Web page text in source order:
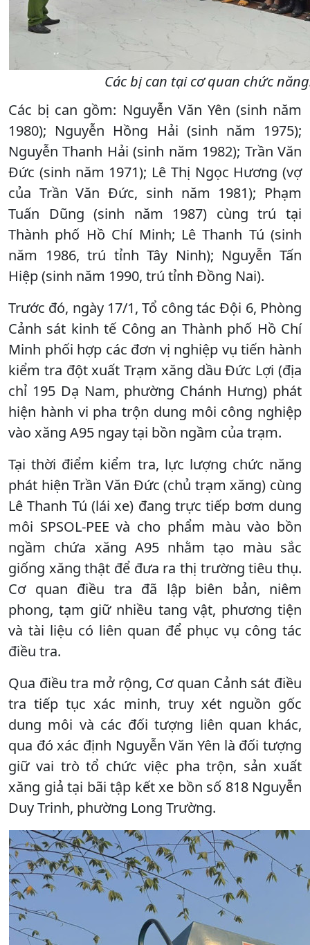
Các bị can tại cơ quan chức
Các bị can gồm: Nguyễn Văn Yên (sinh năm
1980); Nguyễn Hồng Hải (sinh năm 1975);
Nguyễn Thanh Hải (sinh năm 1982); Trần Văn
Đức (sinh năm 1971); Lê Thị Ngọc Hương (vợ
của Trần Văn Đức, sinh năm 1981); Phạm
Tuấn Dũng (sinh năm 1987) cùng trú tại
Thành phố Hồ Chí Minh; Lê Thanh Tú (sinh
năm 1986, trú tỉnh Tây Ninh); Nguyễn Tấn
Hiệp (sinh năm 1990, trú tỉnh Đồng Nai).
Trước đó, ngày 17/1, Tổ công tác Đội 6, Phòng
Cảnh sát kinh tế Công an Thành phố Hồ Chí
Minh phối hợp các đơn vị nghiệp vụ tiến hành
kiểm tra đột xuất Trạm xăng dầu Đức Lợi (địa
chỉ 195 Dạ Nam, phường Chánh Hưng) phát
hiện hành vi pha trộn dung môi công nghiệp
vào xăng A95 ngay tại bồn ngầm của trạm.
Tại thời điểm kiểm tra, lực lượng chức năng
phát hiện Trần Văn Đức (chủ trạm xăng) cùng
Lê Thanh Tú (lái xe) đang trực tiếp bơm dung
môi SPSOL-PEE và cho phẩm màu vào bồn
ngầm chứa xăng A95 nhằm tạo màu sắc
giống xăng thật để đưa ra thị trường tiêu thụ.
Cơ quan điều tra đã lập biên bản, niêm
phong, tạm giữ nhiều tang vật, phương tiện
và tài liệu có liên quan để phục vụ công tác
điều tra.
Qua điều tra mở rộng, Cơ quan Cảnh sát điều
tra tiếp tục xác minh, truy xét nguồn gốc
dung môi và các đối tượng liên quan khác,
qua đó xác định Nguyễn Văn Yên là đối tượng
giữ vai trò tổ chức việc pha trộn, sản xuất
xăng giả tại bãi tập kết xe bồn số 818 Nguyễn
Duy Trinh, phường Long Trường.